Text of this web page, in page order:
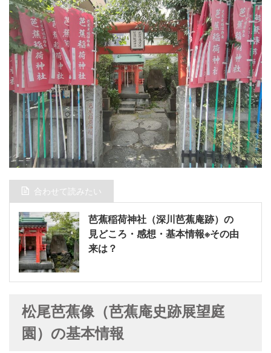
合わせて読みたい
芭蕉稲荷神社（深川芭蕉庵跡）の
見どころ・感想・基本情報※その由
来は？
松尾芭蕉像（芭蕉庵史跡展望庭
園）の基本情報